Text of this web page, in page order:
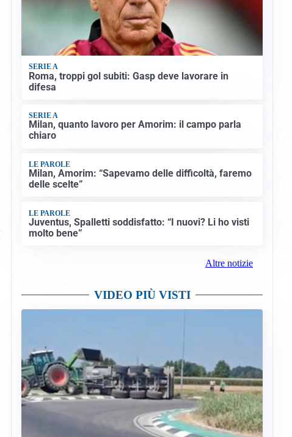
SERIE A
Roma, troppi gol subiti: Gasp deve lavorare in
difesa
SERIE A
Milan, quanto lavoro per Amorim: il campo parla
chiaro
LE PAROLE
Milan, Amorim: “Sapevamo delle difficoltà, faremo
delle scelte”
LE PAROLE
Juventus, Spalletti soddisfatto: “I nuovi? Li ho visti
molto bene”
Altre notizie
VIDEO PIÙ VISTI